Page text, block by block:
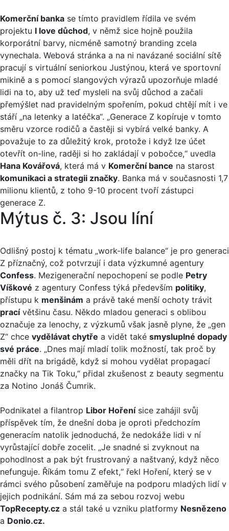
Komerční banka se tímto pravidlem řídila ve svém
projektu I love důchod, v němž sice hojně použila
korporátní barvy, nicméně samotný branding zcela
vynechala. Webová stránka a na ni navázané sociální sítě
pracují s virtuální seniorkou Justýnou, která ve sportovní
mikině a s pomocí slangových výrazů upozorňuje mladé
lidi na to, aby už teď mysleli na svůj důchod a začali
přemýšlet nad pravidelným spořením, pokud chtějí mít i ve
stáří „na letenky a latéčka“. „Generace Z kopíruje v tomto
směru vzorce rodičů a častěji si vybírá velké banky. A
považuje to za důležitý krok, protože i když lze účet
otevřít on-line, raději si ho zakládají v pobočce,“ uvedla
Hana Kovářová, která má v Komerční bance na starost
komunikaci a strategii značky. Banka má v současnosti 1,7
milionu klientů, z toho 9-10 procent tvoří zástupci
generace Z.
Mýtus č. 3: Jsou líní
Odlišný postoj k tématu „work-life balance“ je pro generaci
Z příznačný, což potvrzují i data výzkumné agentury
Confess. Mezigenerační nepochopení se podle Petry
Víškové z agentury Confess týká především politiky,
přístupu k menšinám a právě také menší ochoty trávit
pracívětšinu času. Někdo mladou generaci s oblibou
označuje za lenochy, z výzkumů však jasně plyne, že „gen
Z“ chce vydělávat chytře a vidět také smysluplné dopady
své práce. „Dnes mají mladí tolik možností, tak proč by
měli dřít na brigádě, když si mohou vydělat propagací
značky na Tik Toku,“ přidal zkušenost z beauty segmentu
za Notino Jonáš Čumrik.
Podnikatel a filantrop Libor Hořenísice zahájil svůj
příspěvek tím, že dnešní doba je oproti předchozím
generacím natolik jednoduchá, že nedokáže lidi v ní
vyrůstající dobře zocelit. „Je snadné si zvyknout na
pohodlnost a pak být frustrovaný a naštvaný, když něco
nefunguje. Říkám tomu Z efekt,“ řekl Hoření, který se v
rámci svého působení zaměřuje na podporu mladých lidí v
jejich podnikání. Sám má za sebou rozvoj webu
TopRecepty.cz a stál také u vzniku platformy Nesnězeno
a Donio.cz.